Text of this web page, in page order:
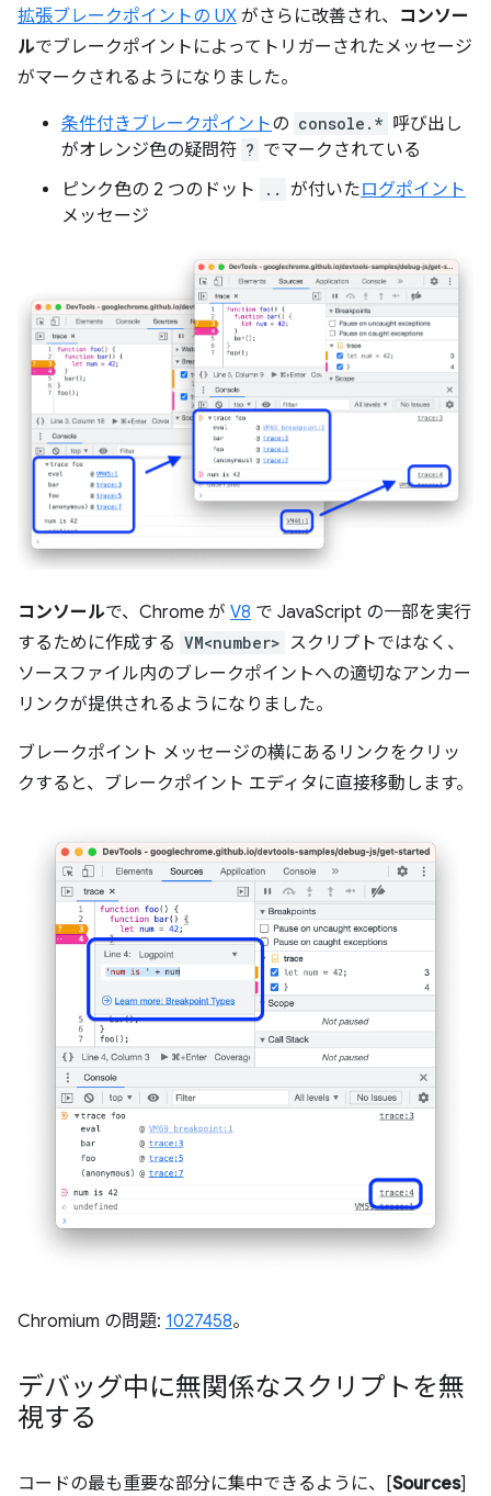
拡張ブレークポイントの UX がさらに改善され、 コンソー
ルでブレークポイントによってトリガーされたメッセージ
がマークされるようになりました。
条件付きブレークポイントの console.* 呼び出し
がオレンジ色の疑問符 ? でマークされている
ピンク色の 2 つのドット
.. が付いたログポイント
メッセージ
コンソールで、Chrome が V8 で JavaScript の一部を実行
するために作成する VM<number> スクリプトではなく、
ソースファイル内のブレークポイントへの適切なアンカー
リンクが提供されるようになりました。
ブレークポイント メッセージの横にあるリンクをクリッ
クすると、ブレークポイント エディタに直接移動します。
Chromium の問題: 1027458。
デバッグ中に無関係なスクリプトを無
視する
コードの最も重要な部分に集中できるように、[Sources]